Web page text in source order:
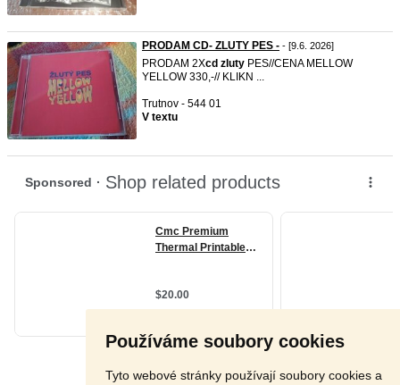
Používáme soubory cookies
Tyto webové stránky používají soubory cookies a
PRODAM CD- ZLUTY PES - - [9.6. 2026]
PRODAM 2Xcd zluty PES//CENA MELLOW
YELLOW 330,-// KLIKN ...
Trutnov - 544 01
V textu